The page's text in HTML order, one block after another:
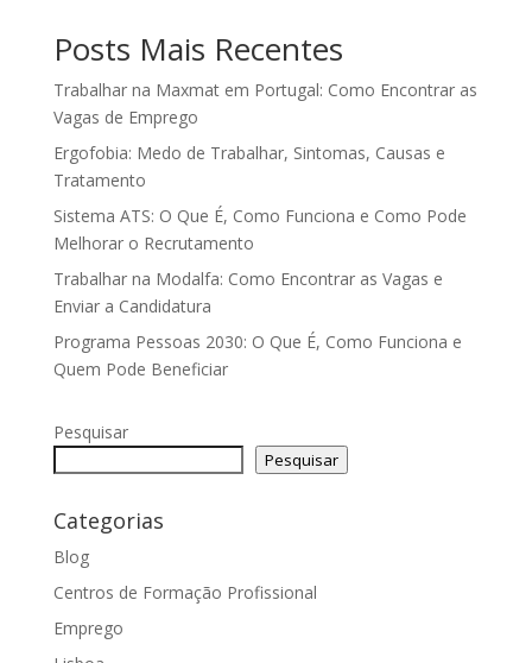
Posts Mais Recentes
Trabalhar na Maxmat em Portugal: Como Encontrar as
Vagas de Emprego
Ergofobia: Medo de Trabalhar, Sintomas, Causas e
Tratamento
Sistema ATS: O Que É, Como Funciona e Como Pode
Melhorar o Recrutamento
Trabalhar na Modalfa: Como Encontrar as Vagas e
Enviar a Candidatura
Programa Pessoas 2030: O Que É, Como Funciona e
Quem Pode Beneficiar
Pesquisar
Pesquisar
Categorias
Blog
Centros de Formação Profissional
Emprego